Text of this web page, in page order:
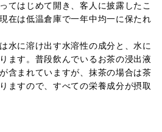
てはじめて開き、客人に披露したこ
在は低温倉庫で一年中均一に保たれ
水に溶け出す水溶性の成分と、水に
ます。普段飲んでいるお茶の浸出液
含まれていますが、抹茶の場合は茶
ますので、すべての栄養成分が摂取